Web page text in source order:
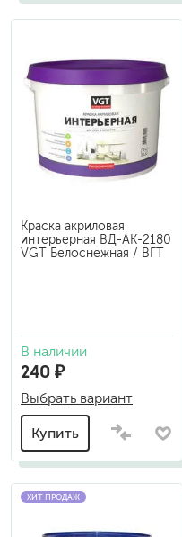
Краска акриловая
интерьерная ВД-АК-2180
VGT Белоснежная / ВГТ
В наличии
240 ₽
Выбрать вариант
Купить
ХИТ ПРОДАЖ